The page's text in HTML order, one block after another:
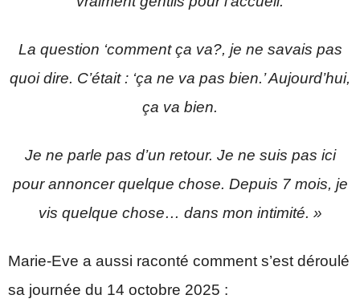
La question ‘comment ça va?, je ne savais pas
quoi dire. C’était : ‘ça ne va pas bien.’ Aujourd’hui,
ça va bien.
Je ne parle pas d’un retour. Je ne suis pas ici
pour annoncer quelque chose. Depuis 7 mois, je
vis quelque chose… dans mon intimité. »
Marie-Eve a aussi raconté comment s’est déroulé
sa journée du 14 octobre 2025 :